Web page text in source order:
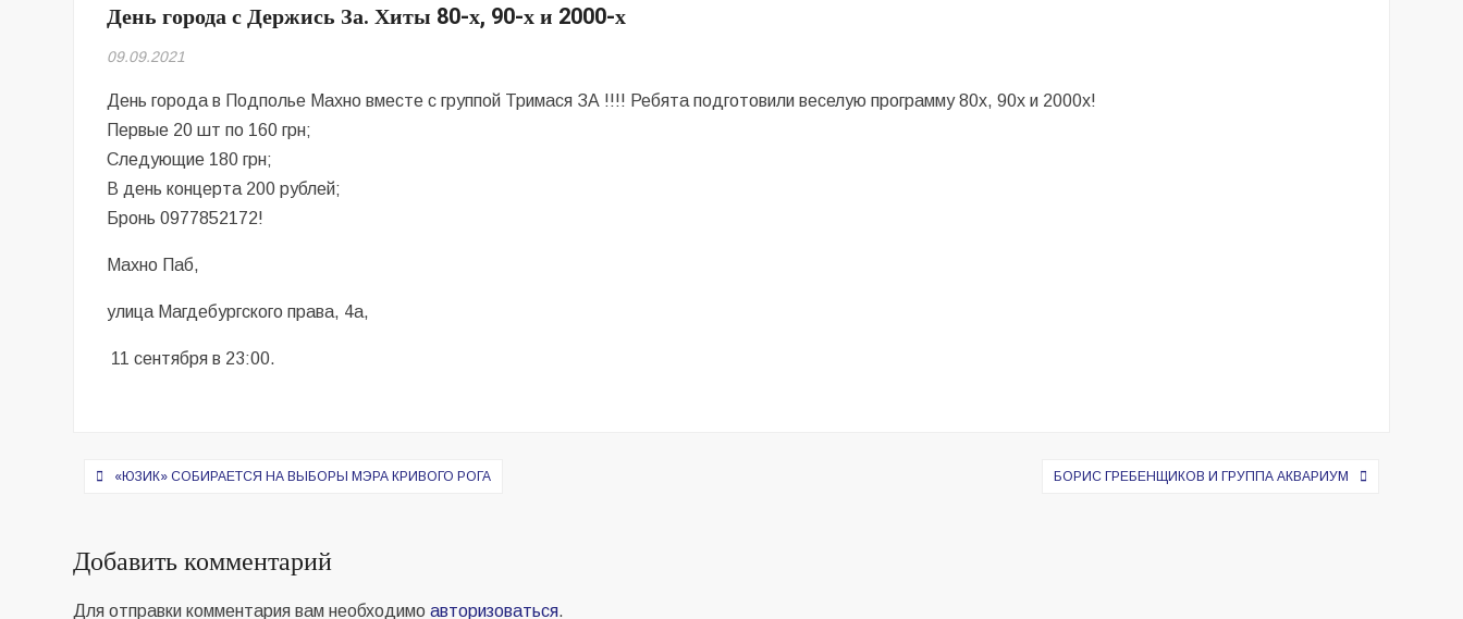
День города с Держись За. Хиты 80-х, 90-х и 2000-х
09.09.2021
День города в Подполье Махно вместе с группой Тримася ЗА !!!! Ребята подготовили веселую программу 80х, 90х и 2000х!
Первые 20 шт по 160 грн;
Следующие 180 грн;
В день концерта 200 рублей;
Бронь 0977852172!
Махно Паб,
улица Магдебургского права, 4а,
11 сентября в 23:00.
Навигация
записям
«ЮЗИК» СОБИРАЕТСЯ НА ВЫБОРЫ МЭРА КРИВОГО РОГА БОРИС ГРЕБЕНЩИКОВ И ГРУППА АКВАРИУМ
Добавить комментарий
Для отправки комментария вам необходимоавторизоваться.